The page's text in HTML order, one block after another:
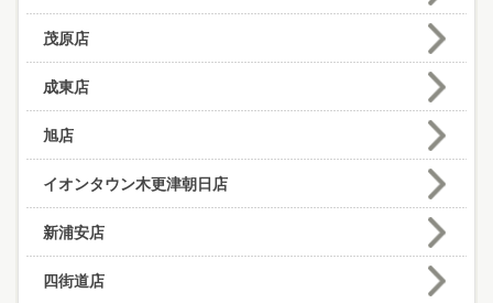
茂原店
成東店
旭店
イオンタウン木更津朝日店
新浦安店
四街道店